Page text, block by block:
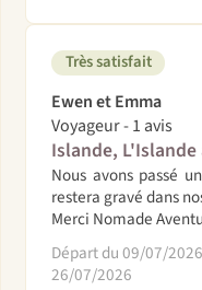
Très satisfait
Ewen et Emma
Voyageur - 1 avis
Islande,
Nous avons passé
restera gravé dans
Merci Nomade
Départ du 09/07/
26/07/2026